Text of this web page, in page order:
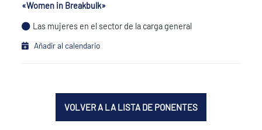
«Women in Breakbulk»
Las mujeres en el sector de la carga general
Añadir al calendario
VOLVER A LA LISTA DE PONENTES